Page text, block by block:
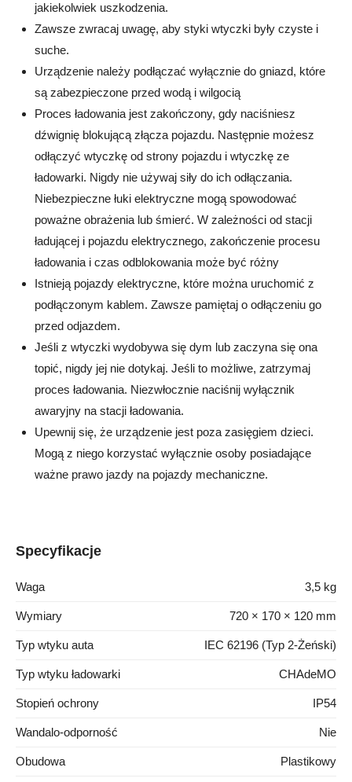
jakiekolwiek uszkodzenia.
Zawsze zwracaj uwagę, aby styki wtyczki były czyste i
suche.
Urządzenie należy podłączać wyłącznie do gniazd, które
są zabezpieczone przed wodą i wilgocią
Proces ładowania jest zakończony, gdy naciśniesz
dźwignię blokującą złącza pojazdu. Następnie możesz
odłączyć wtyczkę od strony pojazdu i wtyczkę ze
ładowarki. Nigdy nie używaj siły do ich odłączania.
Niebezpieczne łuki elektryczne mogą spowodować
poważne obrażenia lub śmierć. W zależności od stacji
ładującej i pojazdu elektrycznego, zakończenie procesu
ładowania i czas odblokowania może być różny
Istnieją pojazdy elektryczne, które można uruchomić z
podłączonym kablem. Zawsze pamiętaj o odłączeniu go
przed odjazdem.
Jeśli z wtyczki wydobywa się dym lub zaczyna się ona
topić, nigdy jej nie dotykaj. Jeśli to możliwe, zatrzymaj
proces ładowania. Niezwłocznie naciśnij wyłącznik
awaryjny na stacji ładowania.
Upewnij się, że urządzenie jest poza zasięgiem dzieci.
Mogą z niego korzystać wyłącznie osoby posiadające
ważne prawo jazdy na pojazdy mechaniczne.
Specyfikacje
Waga 3,5 kg
Wymiary 720 × 170 × 120 mm
Typ wtyku auta IEC 62196 (Typ 2-Żeński)
Typ wtyku ładowarki CHAdeMO
Stopień ochrony IP54
Wandalo-odporność Nie
Obudowa Plastikowy